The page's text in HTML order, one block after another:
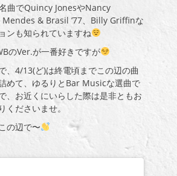
曲でQuincy JonesやNancy
Mendes & Brasil ’77、Billy Griffinな
ンも知られていますね
のVer.が一番好きですが
、4/13(ど)は終電頃までこの辺の曲
めて、ゆるりとBar Musicな選曲で
、お近くにいらした際は是非ともお
くださいませ。
の辺で〜